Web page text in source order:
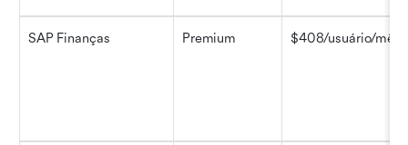
SAP Finanças Premium $408/usuário/mês